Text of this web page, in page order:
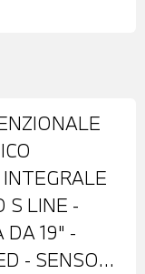
S LINE -
DA 19" -
- SENSORE